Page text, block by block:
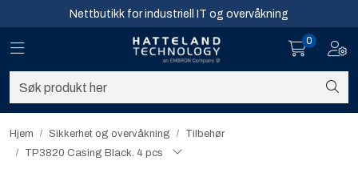
Skip to main contentNettbutikk for industriell IT og overvåkning
Toggle navigation
0
Hjem Sikkerhet og overvåkning
Tilbehør
TP3820 Casing Black. 4 pcs
Nettverk
Computing